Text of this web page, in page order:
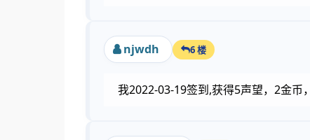
njwdh 6 楼
我2022-03-19签到,获得5声望，2金币